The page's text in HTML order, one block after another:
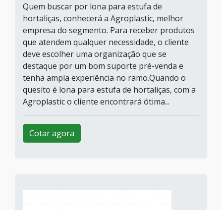
Quem buscar por lona para estufa de
hortaliças, conhecerá a Agroplastic, melhor
empresa do segmento. Para receber produtos
que atendem qualquer necessidade, o cliente
deve escolher uma organização que se
destaque por um bom suporte pré-venda e
tenha ampla experiência no ramo.Quando o
quesito é lona para estufa de hortaliças, com a
Agroplastic o cliente encontrará ótima...
Cotar agora